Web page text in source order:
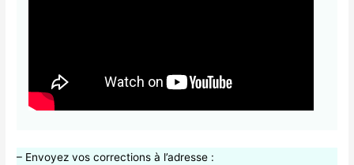
– Envoyez vos corrections à l’adresse :